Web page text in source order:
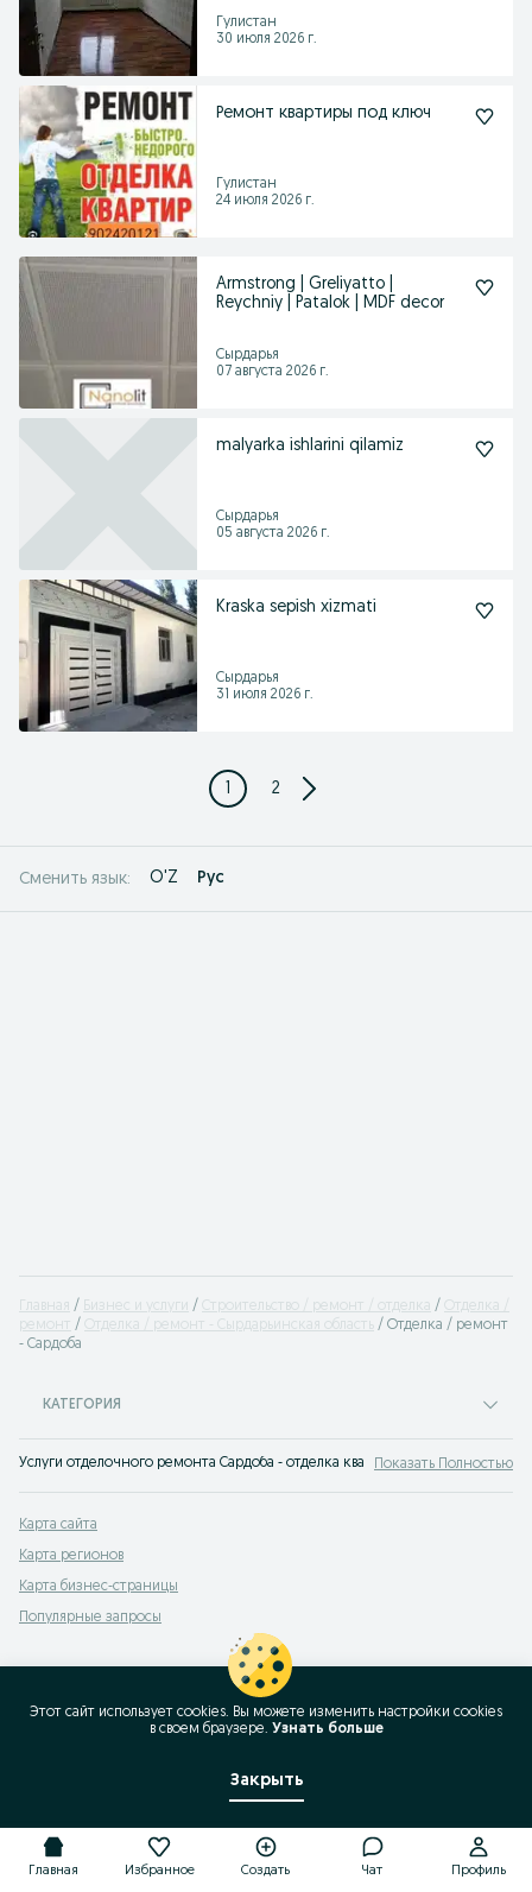
Гулистан
30 июля 2026 г.
Ремонт квартиры под ключ
Гулистан
24 июля 2026 г.
Armstrong | Greliyatto |
Reychniy | Patalok | MDF decor
Сырдарья
07 августа 2026 г.
malyarka ishlarini qilamiz
Сырдарья
05 августа 2026 г.
Kraska sepish xizmati
Сырдарья
31 июля 2026 г.
1 2
Сменить язык: O'Z Рус
Главная Бизнес и услуги Строительство / ремонт / отделка
Отделка /
ремонт
Отделка / ремонт - Сырдарьинская область
Отделка / ремонт
- Сардоба
КАТЕГОРИЯ
Услуги отделочного ремонта Сардоба - отделка квартир, домов, фасадов
Показать Полностью
Карта сайта
Карта регионов
Карта бизнес-страницы
Популярные запросы
Главная Избранное Создать Чат Профиль
Этот сайт использует cookies. Вы можете изменить настройки cookies
в своeм браузере. Узнать больше
Закрыть